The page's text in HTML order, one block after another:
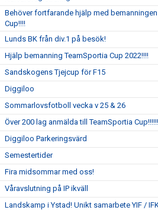
Behöver fortfarande hjälp med
Cup!!!!
Lunds BK från div.1 på besök!
Hjälp bemanning TeamSportia Cup 2022!!!!
Sandskogens Tjejcup för F15
Diggiloo
Sommarlovsfotboll vecka v 25 & 26
Över 200 lag anmälda till TeamSportia Cup!!!!!!
Diggiloo Parkeringsvärd
Semestertider
Fira midsommar med oss!
Våravslutning på IP ikväll
Landskamp i Ystad! Unikt samarbete YIF /